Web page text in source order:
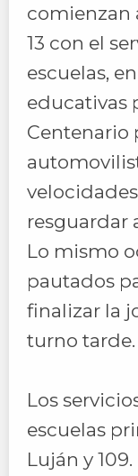
comienzan
13 con el
escuelas,
educativas
Centenario
resguardar
Lo mismo
pautados
finalizar la
turno tarde.
Los
escuelas
Luján y 109.